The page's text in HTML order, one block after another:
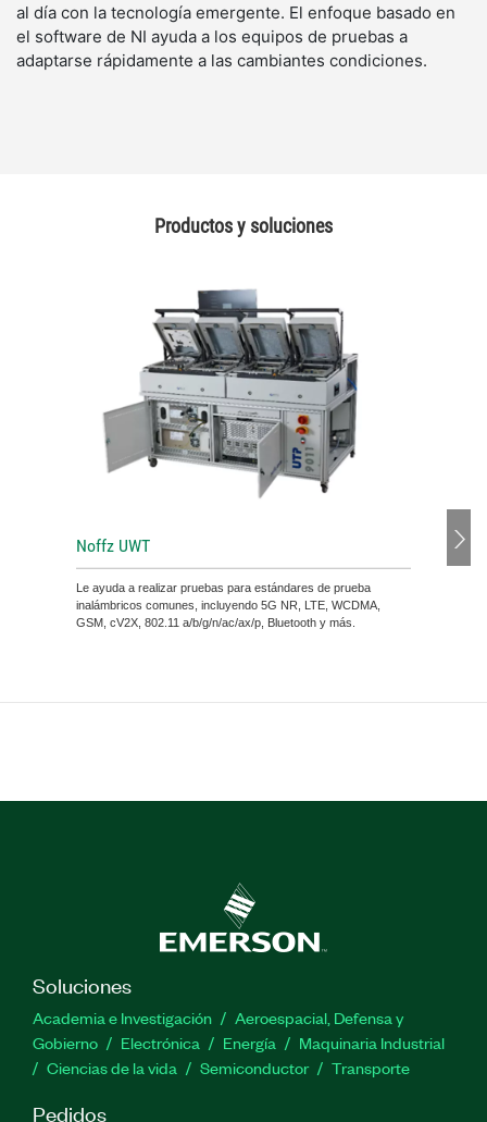
al día con la tecnología emergente. El enfoque basado en
el software de NI ayuda a los equipos de pruebas a
adaptarse rápidamente a las cambiantes condiciones.
Productos y soluciones
Noffz UWT
Le ayuda a realizar pruebas para estándares de prueba
inalámbricos comunes, incluyendo 5G NR, LTE, WCDMA,
GSM, cV2X, 802.11 a/b/g/n/ac/ax/p, Bluetooth y más.
Soluciones
Academia e Investigación
Aeroespacial, Defensa y
Gobierno
Electrónica Energía
Maquinaria Industrial
Ciencias de la vida
Semiconductor Transporte
Pedidos